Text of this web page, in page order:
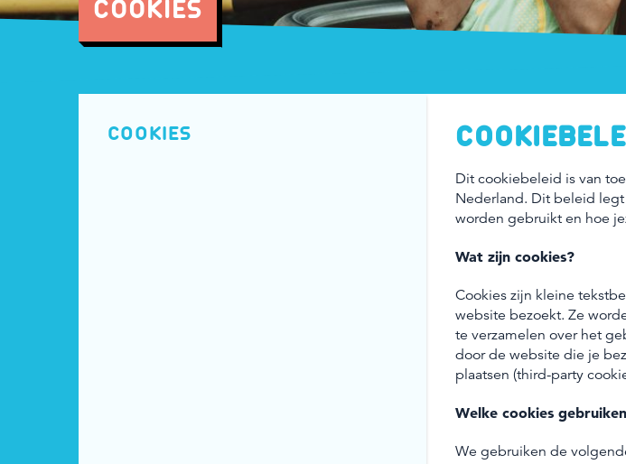
COOKIES
COOKIES
Dit cookiebeleid is van
Nederland. Dit beleid
worden gebruikt en hoe
Wat zijn cookies?
Cookies zijn kleine
website bezoekt. Ze
te verzamelen over het
door de website die je
plaatsen (third-party
Welke cookies
We gebruiken de